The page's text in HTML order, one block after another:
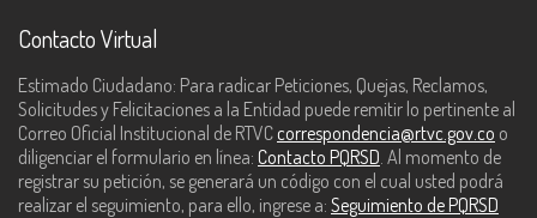
Contacto Virtual
Estimado Ciudadano: Para radicar Peticiones, Quejas, Reclamos,
Solicitudes y Felicitaciones a la Entidad puede remitir lo pertinente al
Correo Oficial Institucional de RTVC correspondencia@rtvc.gov.co o
diligenciar el formulario en línea: Contacto PQRSD. Al momento de
registrar su petición, se generará un código con el cual usted podrá
realizar el seguimiento, para ello, ingrese a: Seguimiento de PQRSD